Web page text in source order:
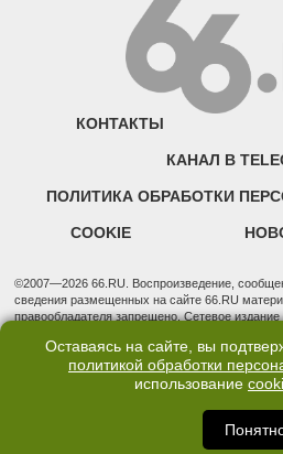
КОНТАКТЫ
КАНАЛ В
ПОЛИТИКА ОБРАБОТКИ
COOKIE
©2007—2026 66.RU. Воспроизведение,
сведения размещенных на сайте 66.RU
правообладателя запрещено. Сетевое
надзору в сфере связи, информационных
(Роскомнадзор). Регистрационный номер ЭЛ
Учредитель: Общество с ограниченной
3, оф. 7015 Фактический адрес редакции и
обл., г. Екатеринбург, ул. Бориса Ельцина, д.
info@news.66.ru Главный редактор: Шлыков
Оставаясь на сайте, вы
политикой обработки
использование